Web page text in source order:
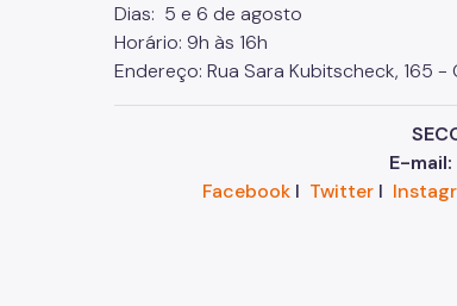
Dias: 5 e 6 de agosto
Horário: 9h às 16h
Endereço: Rua Sara Kubitscheck, 165
E-mail:
FacebookI TwitterI